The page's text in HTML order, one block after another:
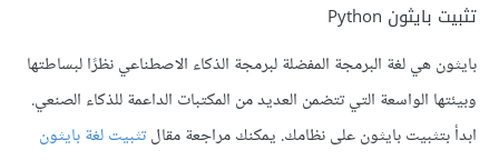
تثبيت بايثون Python
بايثون هي لغة البرمجة المفضلة لبرمجة الذكاء الاصطناعي نظرًا لبساطتها
وبيئتها الواسعة التي تتضمن العديد من المكتبات الداعمة للذكاء الصنعي.
ابدأ بتثبيت بايثون على نظامك. يمكنك مراجعة مقالتثبيت لغة بايثون